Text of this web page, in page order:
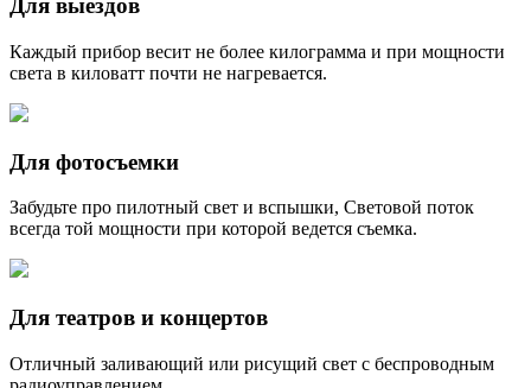
Для выездов
Каждый прибор весит не более килограмма и при мощности
света в киловатт почти не нагревается.
Для фотосъемки
Забудьте про пилотный свет и вспышки, Световой поток
всегда той мощности при которой ведется съемка.
Для театров и концертов
Отличный заливающий или рисущий свет с беспроводным